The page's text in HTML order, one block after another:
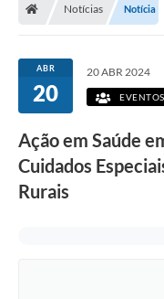
Transparência Pública
Notícias
Legislação
Renuncia de Receita
Galeria de Fotos
Notícias Notícia
ABR
20
20 ABR 2024
EVENTOS
Ação em Saúde
Cuidados
Rurais